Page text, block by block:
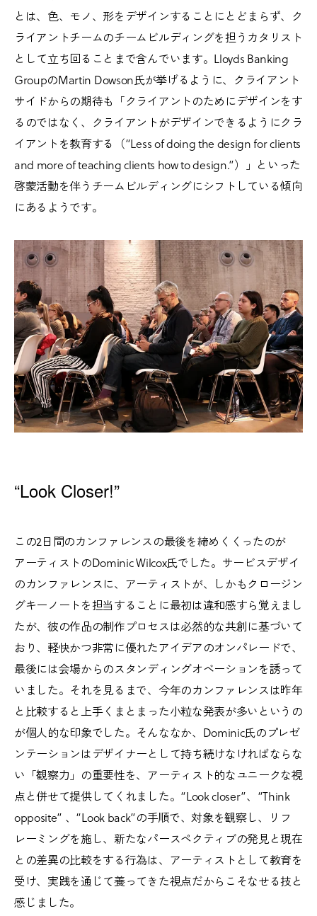
とは、色、モノ、形をデザインすることにとどまらず、ク
ライアントチームのチームビルディングを担うカタリスト
として立ち回ることまで含んでいます。Lloyds Banking
GroupのMartin Dowson氏が挙げるように、クライアント
サイドからの期待も「クライアントのためにデザインをす
るのではなく、クライアントがデザインできるようにクラ
イアントを教育する（“Less of doing the design for clients
and more of teaching clients how to design.”）」といった
啓蒙活動を伴うチームビルディングにシフトしている傾向
にあるようです。
“Look Closer!”
この2日間のカンファレンスの最後を締めくくったのが
アーティストのDominic Wilcox氏でした。サービスデザイ
のカンファレンスに、アーティストが、しかもクロージン
グキーノートを担当することに最初は違和感すら覚えまし
たが、彼の作品の制作プロセスは必然的な共創に基づいて
おり、軽快かつ非常に優れたアイデアのオンパレードで、
最後には会場からのスタンディングオベーションを誘って
いました。それを見るまで、今年のカンファレンスは昨年
と比較すると上手くまとまった小粒な発表が多いというの
が個人的な印象でした。そんななか、Dominic氏のプレゼ
ンテーションはデザイナーとして持ち続けなければならな
い「観察力」の重要性を、アーティスト的なユニークな視
点と併せて提供してくれました。“Look closer”、“Think
opposite” 、“Look back”の手順で、対象を観察し、リフ
レーミングを施し、新たなパースペクティブの発見と現在
との差異の比較をする行為は、アーティストとして教育を
受け、実践を通じて養ってきた視点だからこそなせる技と
感じました。